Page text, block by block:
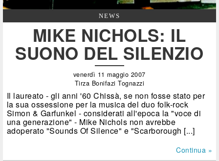
NEWS
MIKE NICHOLS: IL
SUONO DEL SILENZIO
venerdì 11 maggio 2007
Tirza Bonifazi Tognazzi
Il laureato - gli anni '60 Chissà, se non fosse stato per
la sua ossessione per la musica del duo folk-rock
Simon & Garfunkel - considerati all'epoca la "voce di
una generazione" - Mike Nichols non avrebbe
adoperato "Sounds Of Silence" e "Scarborough [...]
Continua »